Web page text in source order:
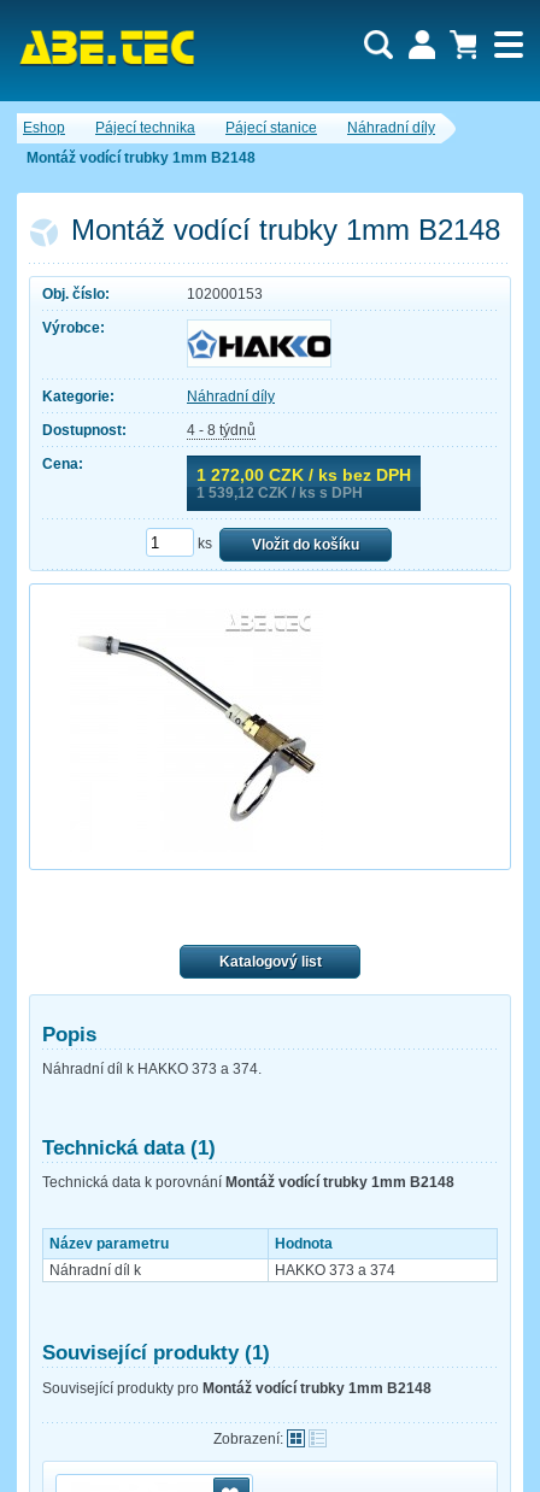
Eshop Pájecí technika Pájecí stanice
Náhradní díly
Montáž vodící trubky 1mm B2148
Montáž vodící trubky 1mm B2148
Obj. číslo:
102000153
Výrobce:
Kategorie:
Náhradní díly
Dostupnost:
4 - 8 týdnů
Cena:
1 272,00 CZK / ks bez DPH
1 539,12 CZK / ks s DPH
ks Vložit do košíku
Katalogový list
Popis
Náhradní díl k HAKKO 373 a 374.
Technická data (1)
Technická data k porovnání Montáž vodící trubky 1mm B2148
Název parametru
Hodnota
Náhradní díl k
HAKKO 373 a 374
Související produkty (1)
Související produkty pro Montáž vodící trubky 1mm B2148
Zobrazení:
Nákupní košík je momentálně prázdný.
Počet produktů:0
Cena celkem:
Uživatel:
Heslo:
Zapomenuté heslo Nová registrace